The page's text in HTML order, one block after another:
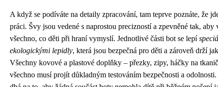
A když se podíváte na detaily zpracování, tam teprve poznáte, že
práci. Švy jsou vedené s naprostou precizností a zpevněné tak, aby
všechno, co děti při hraní vymyslí. Jednotlivé části bot se lepí
ekologickými lepidly, která jsou bezpečná pro děti a zároveň drží
Všechny kovové a plastové doplňky – přezky, zipy, háčky na
všechno musí projít důkladným testováním bezpečnosti a